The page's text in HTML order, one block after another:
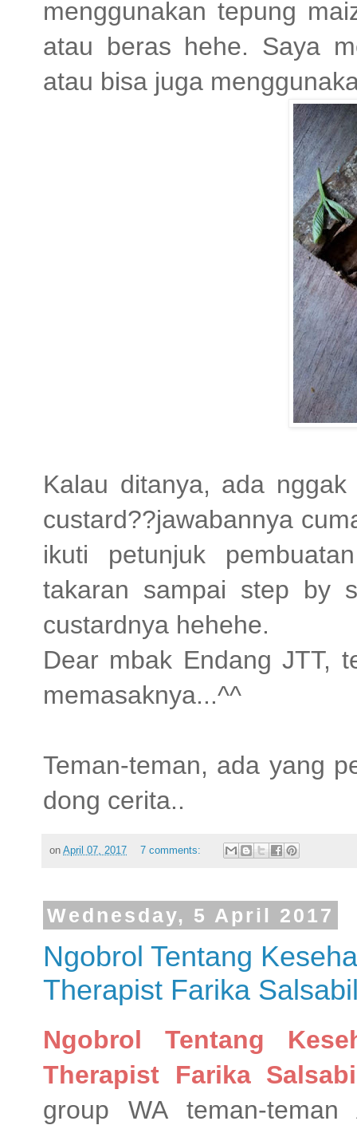
menggunakan tepung
atau beras hehe. Saya
atau bisa juga
Kalau ditanya, ada
custard??jawabannya
ikuti petunjuk
takaran sampai step by
custardnya hehehe.
Dear mbak Endang JTT,
memasaknya...^^
Teman-teman, ada yang
dong cerita..
on April 07, 2017 7 comments:
Wednesday, 5 April 2017
Ngobrol Tentang
Therapist Farika
Ngobrol Tentang
Therapist Farika
group WA teman-